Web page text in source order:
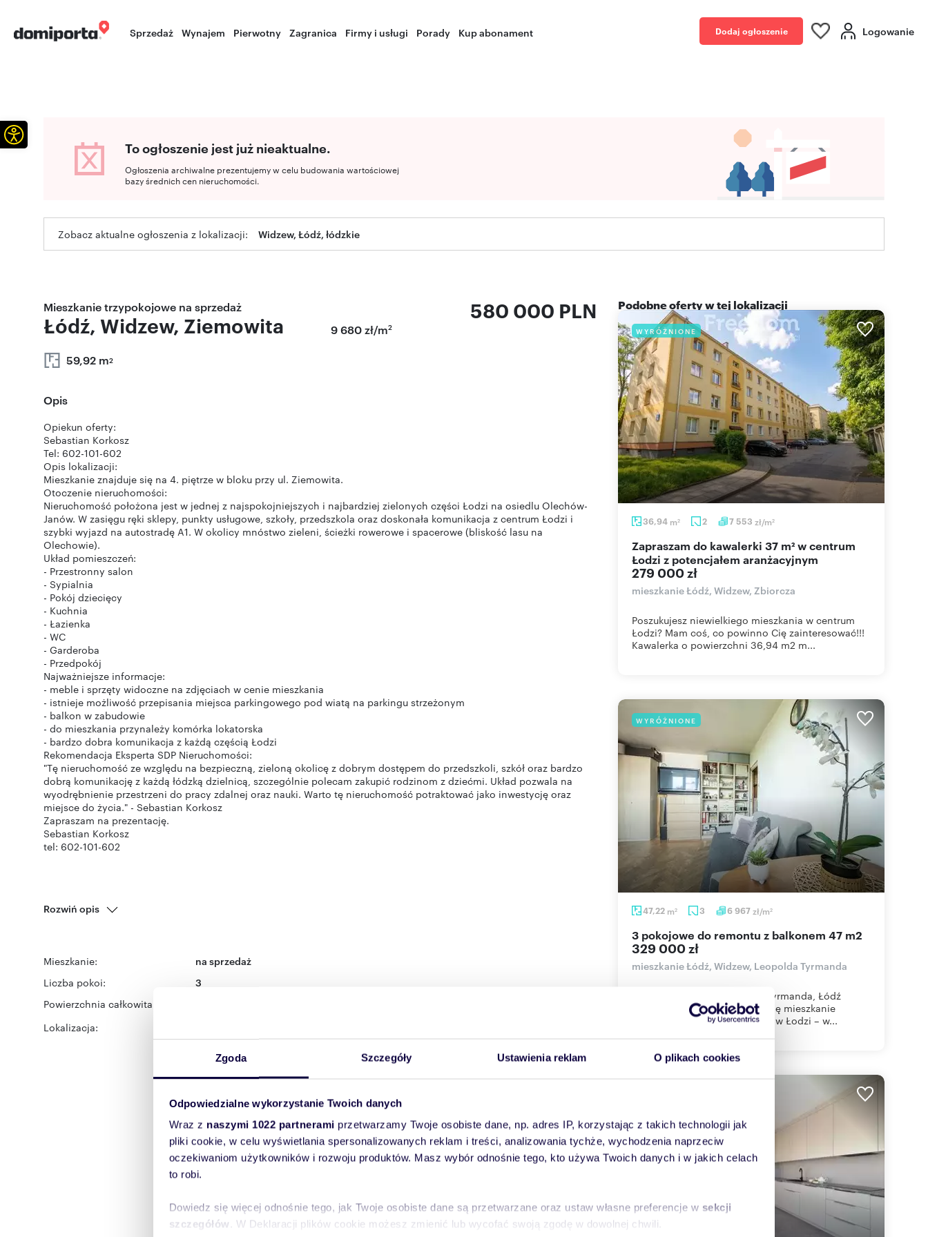
Zgoda Szczegóły Ustawienia reklam O plikach cookies
Odpowiedzialne wykorzystanie Twoich danych
Wraz z naszymi 1022 partnerami przetwarzamy Twoje osobiste dane, np. adres IP, korzystając z takich technologii jak
pliki cookie, w celu wyświetlania spersonalizowanych reklam i treści, analizowania tychże, wychodzenia naprzeciw
oczekiwaniom użytkowników i rozwoju produktów. Masz wybór odnośnie tego, kto używa Twoich danych i w jakich celach
to robi.
Dowiedz się więcej odnośnie tego, jak Twoje osobiste dane są przetwarzane oraz ustaw własne preferencje w sekcji
szczegółów . W Deklaracji plików cookie możesz zmienić lub wycofać swoją zgodę w dowolnej chwili.
Sprzedaż Wynajem Pierwotny Zagranica Firmy i usługi Porady Kup abonament Dodaj ogłoszenie Logowanie
To ogłoszenie jest już nieaktualne.
Ogłoszenia archiwalne prezentujemy w celu budowania wartościowej
bazy średnich cen nieruchomości.
Zobacz aktualne ogłoszenia z lokalizacji: Widzew, Łódź, łódzkie
Mieszkanie trzypokojowe na sprzedaż
Łódź, Widzew, Ziemowita
59,92 m2
580 000 PLN
9 680 zł/m2
Opis
Opiekun oferty:
Sebastian Korkosz
Tel: 602-101-602
Opis lokalizacji:
Mieszkanie znajduje się na 4. piętrze w bloku przy ul. Ziemowita.
Otoczenie nieruchomości:
Nieruchomość położona jest w jednej z najspokojniejszych i najbardziej zielonych części Łodzi na osiedlu Olechów-
Janów. W zasięgu ręki sklepy, punkty usługowe, szkoły, przedszkola oraz doskonała komunikacja z centrum Łodzi i
szybki wyjazd na autostradę A1. W okolicy mnóstwo zieleni, ścieżki rowerowe i spacerowe (bliskość lasu na
Olechowie).
Układ pomieszczeń:
- Przestronny salon
- Sypialnia
- Pokój dziecięcy
- Kuchnia
- Łazienka
- WC
- Garderoba
- Przedpokój
Najważniejsze informacje:
- meble i sprzęty widoczne na zdjęciach w cenie mieszkania
- istnieje możliwość przepisania miejsca parkingowego pod wiatą na parkingu strzeżonym
- balkon w zabudowie
- do mieszkania przynależy komórka lokatorska
- bardzo dobra komunikacja z każdą częścią Łodzi
Rekomendacja Eksperta SDP Nieruchomości:
"Tę nieruchomość ze względu na bezpieczną, zieloną okolicę z dobrym dostępem do przedszkoli, szkół oraz bardzo
dobrą komunikację z każdą łódzką dzielnicą, szczególnie polecam zakupić rodzinom z dziećmi. Układ pozwala na
wyodrębnienie przestrzeni do pracy zdalnej oraz nauki. Warto tę nieruchomość potraktować jako inwestycję oraz
miejsce do życia." - Sebastian Korkosz
Zapraszam na prezentację.
Sebastian Korkosz
tel: 602-101-602
Rozwiń opis
Mieszkanie: na sprzedaż
Liczba pokoi: 3
Powierzchnia całkowita:
Lokalizacja:
Widzewulica:
Podobne oferty w tej lokalizacji
WYRÓŻNIONE
36,94 m2 2 7 553 zł/m2
Zapraszam do kawalerki 37 m² w centrum
Łodzi z potencjałem aranżacyjnym
279 000 zł
mieszkanie Łódź, Widzew, Zbiorcza
Poszukujesz niewielkiego mieszkania w centrum
Łodzi? Mam coś, co powinno Cię zainteresować!!!
Kawalerka o powierzchni 36,94 m2 m...
WYRÓŻNIONE
47,22 m2 3 6 967zł/m2
3 pokojowe do remontu z balkonem 47 m2
329 000 zł
mieszkanie Łódź, Widzew, Leopolda Tyrmanda
Mieszkanie na sprzedaż – ul. Tyrmanda, Łódź
Lokalizacja: Na sprzedaż oferuję mieszkanie
położone przy ulicy Tyrmanda w Łodzi – w...
Otwórz pasek narzędzi